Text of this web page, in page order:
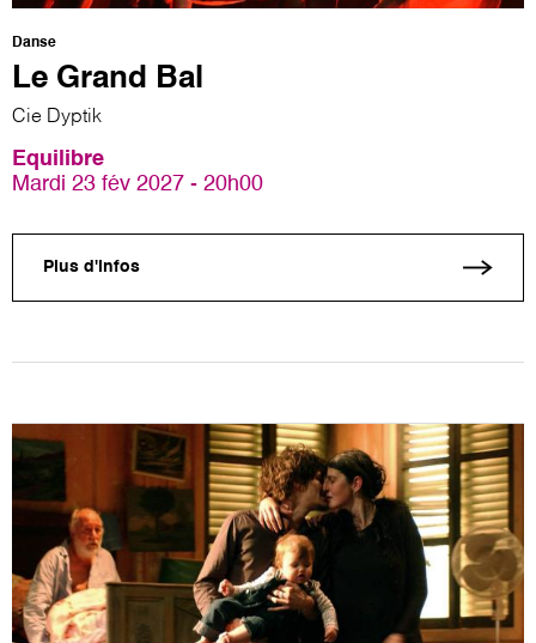
Danse
Le Grand Bal
Cie Dyptik
Equilibre
Mardi 23 fév 2027 - 20h00
Plus d'infos